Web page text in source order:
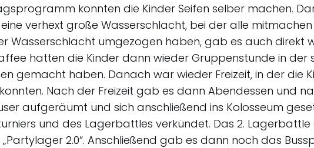
konnten die Kinder Seifen selber machen.
verhext große Wasserschlacht, bei der alle mitmachen
Wasserschlacht umgezogen haben, gab es auch direkt
hatten die Kinder dann wieder Gruppenstunde in der
gemacht haben. Danach war wieder Freizeit, in der die
Nach der Freizeit gab es dann Abendessen und
aufgeräumt und sich anschließend ins Kolosseum
und des Lagerbattles verkündet. Das 2.
2.0“. Anschließend gab es dann noch das